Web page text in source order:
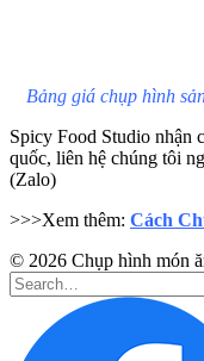
Bảng giá chụp hình
Spicy Food Studio nhận
quốc, liên hệ chúng tôi
(Zalo)
>>>Xem thêm: Cách
© 2026 Chụp hình món